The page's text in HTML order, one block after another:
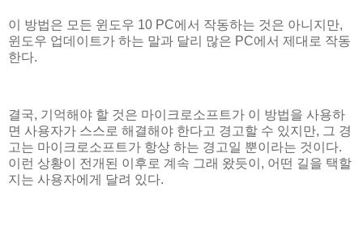
이 방법은 모든 윈도우 10 PC에서 작동하는 것은 아니지만,
윈도우 업데이트가 하는 말과 달리 많은 PC에서 제대로 작동
한다.
결국, 기억해야 할 것은 마이크로소프트가 이 방법을 사용하
면 사용자가 스스로 해결해야 한다고 경고할 수 있지만, 그 경
고는 마이크로소프트가 항상 하는 경고일 뿐이라는 것이다.
이런 상황이 전개된 이후로 계속 그래 왔듯이, 어떤 길을 택할
지는 사용자에게 달려 있다.